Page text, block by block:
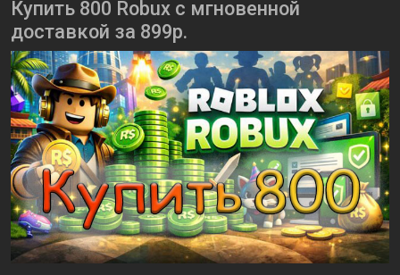
Купить 800 Robux с мгновенной
доставкой за 899р.